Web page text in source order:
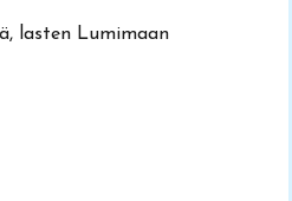
lasten Lumimaan